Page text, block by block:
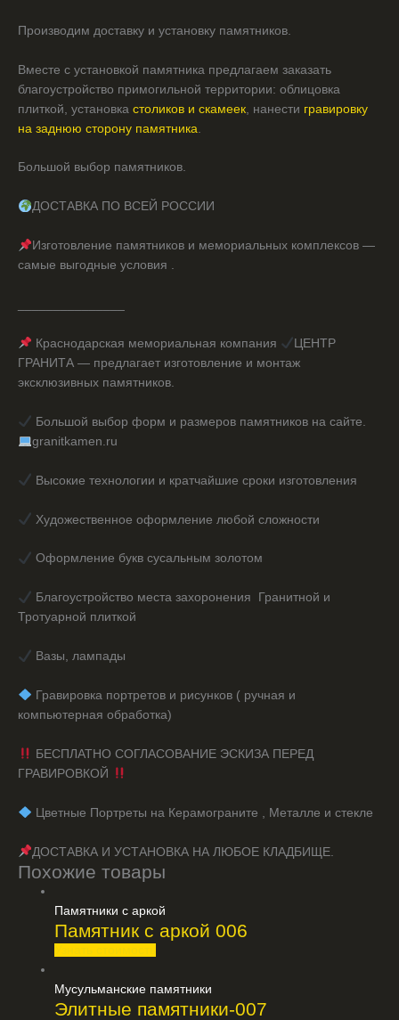
Производим доставку и установку памятников.
Вместе с установкой памятника предлагаем заказать
благоустройство примогильной территории: облицовка
плиткой, установка столиков и скамеек , нанести гравировку
на заднюю сторону памятника
Большой выбор памятников.
ДОСТАВКА ПО ВСЕЙ РОССИИ
Изготовление памятников и мемориальных комплексов —
самые выгодные условия .
Краснодарская мемориальная компания
ЦЕНТР
ГРАНИТА — предлагает изготовление и монтаж
эксклюзивных памятников.
Большой выбор форм и размеров памятников на сайте.
granitkamen.ru
Высокие технологии и кратчайшие сроки изготовления
Художественное оформление любой сложности
Оформление букв сусальным золотом
Благоустройство места захоронения Гранитной и
Тротуарной плиткой
Вазы, лампады
️ Гравировка портретов и рисунков ( ручная и
компьютерная обработка)
БЕСПЛАТНО СОГЛАСОВАНИЕ ЭСКИЗА ПЕРЕД
ГРАВИРОВКОЙ
️ Цветные Портреты на Керамограните , Металле и стекле
ДОСТАВКА И УСТАНОВКА НА ЛЮБОЕ КЛАДБИЩЕ.
Похожие товары
Памятники с аркой
Памятник с аркой 006
Мусульманские памятники
Элитные памятники-007